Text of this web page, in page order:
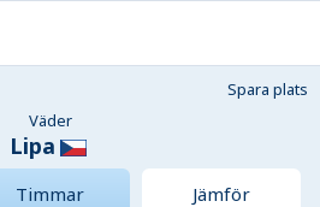
Spara plats
Väder
Lipa
Timmar Jämför